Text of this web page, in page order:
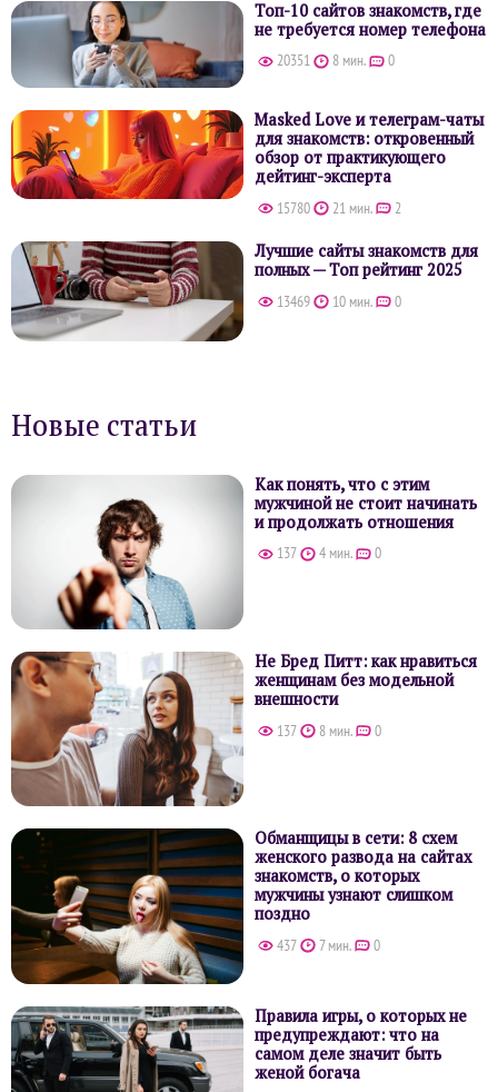
Топ-10 сайтов знакомств, где
не требуется номер телефона
20351 8 мин. 0
Masked Love и телеграм-чаты
для знакомств: откровенный
обзор от практикующего
дейтинг-эксперта
15780 21 мин. 2
Лучшие сайты знакомств для
полных — Топ рейтинг 2025
13469 10 мин. 0
Новые статьи
Как понять, что с этим
мужчиной не стоит начинать
и продолжать отношения
137 4 мин. 0
Не Бред Питт: как нравиться
женщинам без модельной
внешности
137 8 мин. 0
Обманщицы в сети: 8 схем
женского развода на сайтах
знакомств, о которых
мужчины узнают слишком
поздно
437 7 мин. 0
Правила игры, о которых не
предупреждают: что на
самом деле значит быть
женой богача